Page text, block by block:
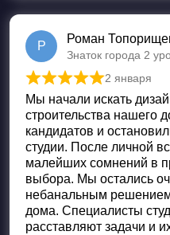
Р
Роман
Знаток города 2
Оценка из 5
2 января
Мы начали искать
строительства нашего
кандидатов и
студии. После личной
малейших сомнений в
выбора. Мы остались
небанальным
дома. Специалисты
расставляют задачи и